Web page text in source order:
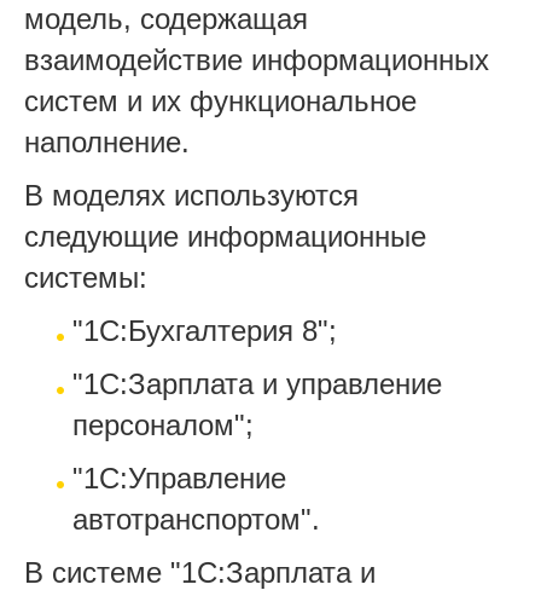
модель, содержащая
взаимодействие информационных
систем и их функциональное
наполнение.
В моделях используются
следующие информационные
системы:
"1С:Бухгалтерия 8";
"1С:Зарплата и управление
персоналом";
"1С:Управление
автотранспортом".
В системе "1С:Зарплата и